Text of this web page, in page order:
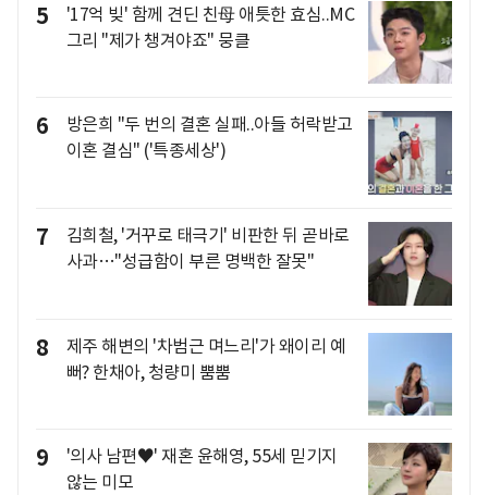
5
'17억 빚' 함께 견딘 친母 애틋한 효심..MC
그리 "제가 챙겨야죠" 뭉클
6
방은희 "두 번의 결혼 실패..아들 허락받고
이혼 결심" ('특종세상')
7
김희철, '거꾸로 태극기' 비판한 뒤 곧바로
사과…"성급함이 부른 명백한 잘못"
8
제주 해변의 '차범근 며느리'가 왜이리 예
뻐? 한채아, 청량미 뿜뿜
9
'의사 남편♥' 재혼 윤해영, 55세 믿기지
않는 미모